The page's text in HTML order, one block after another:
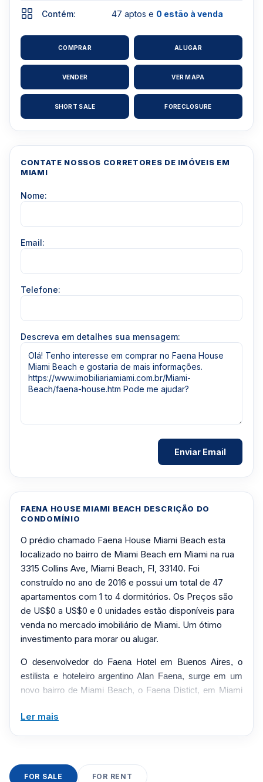
Contém: 47 aptos e 0 estão à venda
COMPRAR ALUGAR
VENDER VER MAPA
SHORT SALE FORECLOSURE
FAENA HOUSE MIAMI BEACH DESCRIÇÃO DO
CONDOMÍNIO
O prédio chamado Faena House Miami Beach esta
localizado no bairro de Miami Beach em Miami na rua
3315 Collins Ave, Miami Beach, Fl, 33140. Foi
construído no ano de 2016 e possui um total de 47
apartamentos com 1 to 4 dormitórios. Os Preços são
de US$0 a US$0 e 0 unidades estão disponíveis para
venda no mercado imobiliário de Miami. Um ótimo
investimento para morar ou alugar.
O desenvolvedor do Faena Hotel em Buenos Aires, o
estilista e hoteleiro argentino Alan Faena, surge em um
novo bairro de Miami Beach, o Faena Distict, em Miami
House, um prédio de condomínio de 19 andares, o
apresentando o melhor varejo, restaurantes, vida noturna
Ler mais
CONTATE NOSSOS CORRETORES DE IMÓVEIS EM
MIAMI
Nome:
Email:
Telefone:
Descreva em detalhes sua mensagem:
FOR SALE FOR RENT